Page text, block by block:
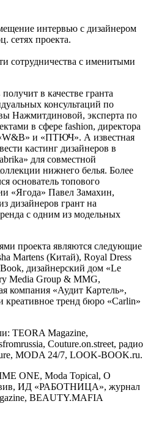
интервью с дизайнером
сетях проекта.
сотрудничества с именитыми
в качестве гранта
консультаций по
Нажмитдиновой, эксперта по
в сфере fashion, директора
и «ПТЮЧ». А известная
кастинг дизайнеров в
для совместной
нижнего белья. Более
основатель топового
«Ягода» Павел Замахин,
дизайнеров грант на
с одним из модельных
проекта являются следующие
Martens (Китай), Royal Dress
дизайнерский дом «Le
Media Group & MMG,
компания «Аудит Картель»,
тренд бюро «Carlin»
TEORA Magazine,
Couture.on.street, радио
MODA 24/7, LOOK-BOOK.ru.
ONE, Moda Topical, O
ИД «РАБОТНИЦА», журнал
BEAUTY.MAFIA